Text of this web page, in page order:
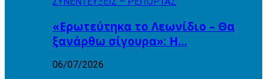
«Ερωτεύτηκα το Λεωνίδιο – Θα
ξανάρθω σίγουρα»: Η…
06/07/2026